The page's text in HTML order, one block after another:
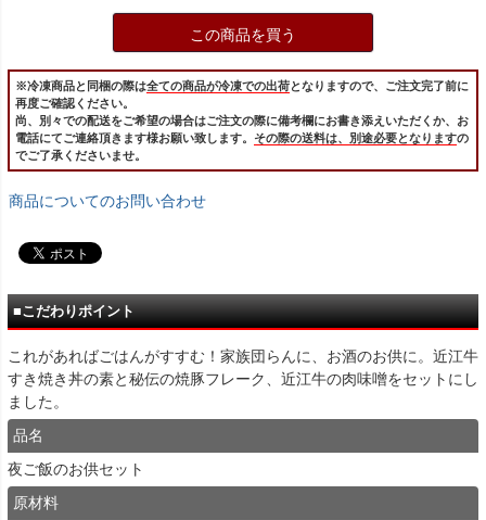
この商品を買う
※冷凍商品と同梱の際は全ての商品が冷凍での出荷となりますので、ご注文完了前に
再度ご確認ください。
尚、別々での配送をご希望の場合はご注文の際に備考欄にお書き添えいただくか、お
電話にてご連絡頂きます様お願い致します。 その際の送料は、別途必要となりますの
でご了承くださいませ。
商品についてのお問い合わせ
■こだわりポイント
これがあればごはんがすすむ！家族団らんに、お酒のお供に。近江牛
すき焼き丼の素と秘伝の焼豚フレーク、近江牛の肉味噌をセットにし
ました。
品名
夜ご飯のお供セット
原材料